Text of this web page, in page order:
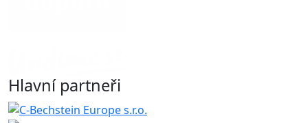
Hlavní partneři